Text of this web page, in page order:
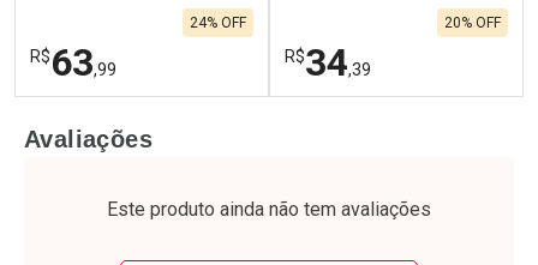
R$63,99
24% OFF
Laboratório
Por Menos
R$34,39
20% OFF
Laboratório
Por Menos
Avaliações
Este produto ainda não tem avaliações